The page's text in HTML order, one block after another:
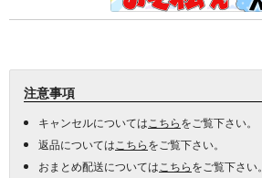
注意事項
キャンセルについては こちらをご覧下さい。
返品については こちらをご覧下さい。
おまとめ配送については こちらをご覧下さい。